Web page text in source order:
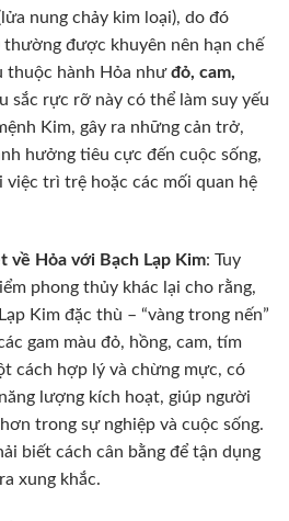
nung chảy kim loại), do đó
được khuyên nên hạn chế
thuộc hành Hỏa nhưđỏ, cam,
sắc rực rỡ này có thể làm suy yếu
Kim, gây ra những cản trở,
hưởng tiêu cực đến cuộc sống,
việc trì trệ hoặc các mối quan hệ
về Hỏa với Bạch Lạp Kim: Tuy
phong thủy khác lại cho rằng,
Kim đặc thù – “vàng trong nến”
gam màu đỏ, hồng, cam, tím
cách hợp lý và chừng mực, có
lượng kích hoạt, giúp người
trong sự nghiệp và cuộc sống.
biết cách cân bằng để tận dụng
xung khắc.